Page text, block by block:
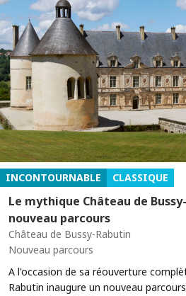
INCONTOURNABLE CLASSIQUE
Le mythique Château de
nouveau parcours
Château de Bussy-Rabutin
Nouveau parcours
A l'occasion de sa réouverture
Rabutin inaugure un nouveau